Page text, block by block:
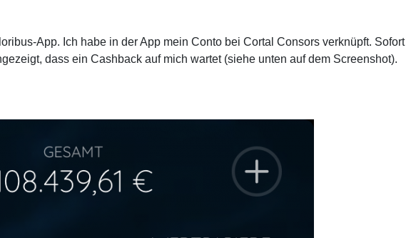
App. Ich habe in der App mein Conto bei Cortal Consors verknüpft. Sofort
dass ein Cashback auf mich wartet (siehe unten auf dem Screenshot).